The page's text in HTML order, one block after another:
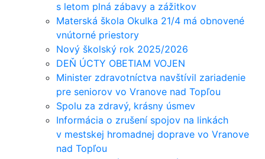
s letom plná zábavy a zážitkov
Materská škola Okulka 21/4 má obnovené
vnútorné priestory
Nový školský rok 2025/2026
DEŇ ÚCTY OBETIAM VOJEN
Minister zdravotníctva navštívil zariadenie
pre seniorov vo Vranove nad Topľou
Spolu za zdravý, krásny úsmev
Informácia o zrušení spojov na linkách
v mestskej hromadnej doprave vo Vranove
nad Topľou